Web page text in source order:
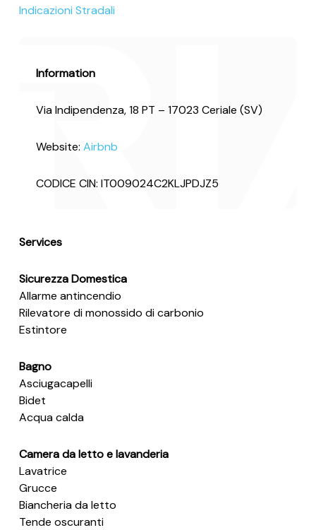
Indicazioni Stradali
Information
Via Indipendenza, 18 PT – 17023 Ceriale (SV)
Website: Airbnb
CODICE CIN: IT009024C2KLJPDJZ5
Services
Sicurezza Domestica
Allarme antincendio
Rilevatore di monossido di carbonio
Estintore
Bagno
Asciugacapelli
Bidet
Acqua calda
Camera da letto e lavanderia
Lavatrice
Grucce
Biancheria da letto
Tende oscuranti